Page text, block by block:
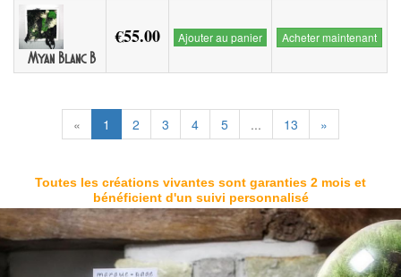
Myan Blanc B
€55.00 Ajouter au panier Acheter maintenant
« 1 2 3 4 5 ... 13 »
Toutes les créations vivantes sont garanties 2 mois et
bénéficient d'un suivi personnalisé